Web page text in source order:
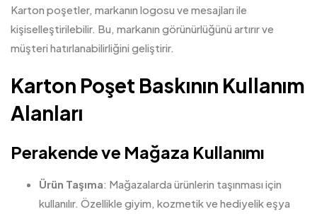
Karton poşetler, markanın logosu ve mesajları ile
kişiselleştirilebilir. Bu, markanın görünürlüğünü artırır ve
müşteri hatırlanabilirliğini geliştirir.
Karton Poşet Baskının Kullanım
Alanları
Perakende ve Mağaza Kullanımı
Ürün Taşıma: Mağazalarda ürünlerin taşınması için
kullanılır. Özellikle giyim, kozmetik ve hediyelik eşya